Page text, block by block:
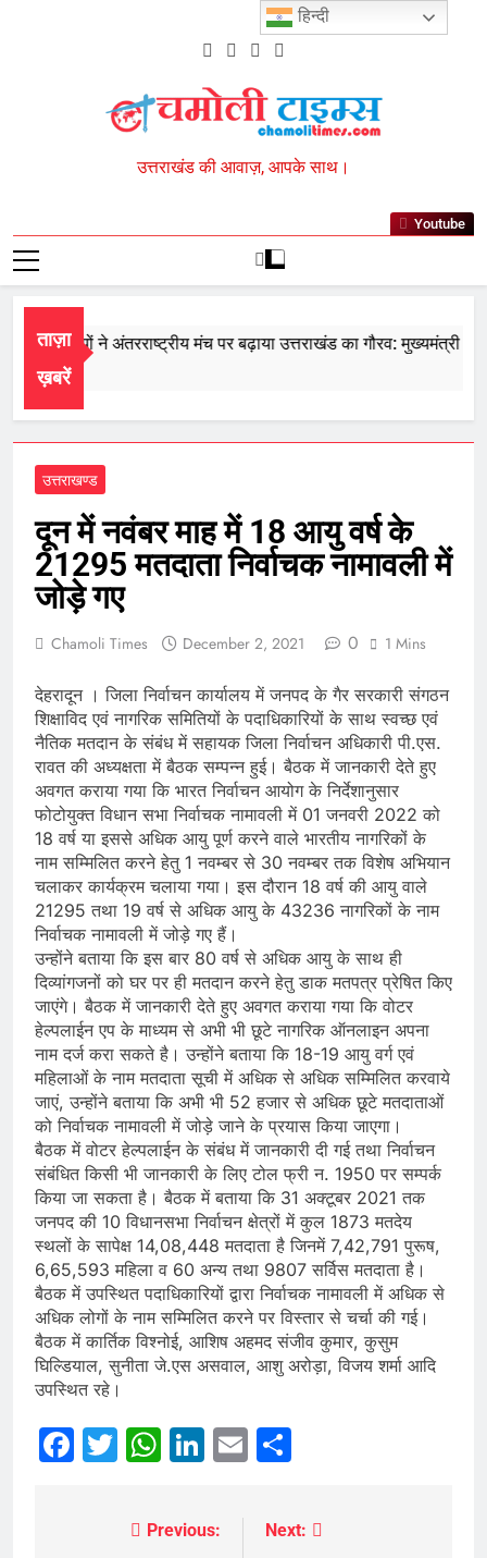
Chamoli Times
उत्तराखंड की आवाज़, आपके साथ।
Youtube
ताज़ा
ख़बरें
खिलाड़ियों ने अंतरराष्ट्रीय मंच पर बढ़ाया उत्तराखंड का गौरव: मुख्यमंत्री
7, 2026
उत्तराखण्ड
दून में नवंबर माह में 18 आयु वर्ष के
21295 मतदाता निर्वाचक नामावली में
जोड़े गए
Chamoli Times December 2, 2021 0 1 Mins
देहरादून । जिला निर्वाचन कार्यालय में जनपद के गैर सरकारी संगठन
शिक्षाविद एवं नागरिक समितियों के पदाधिकारियों के साथ स्वच्छ एवं
नैतिक मतदान के संबंध में सहायक जिला निर्वाचन अधिकारी पी.एस.
रावत की अध्यक्षता में बैठक सम्पन्न हुई। बैठक में जानकारी देते हुए
अवगत कराया गया कि भारत निर्वाचन आयोग के निर्देशानुसार
फोटोयुक्त विधान सभा निर्वाचक नामावली में 01 जनवरी 2022 को
18 वर्ष या इससे अधिक आयु पूर्ण करने वाले भारतीय नागरिकों के
नाम सम्मिलित करने हेतु 1 नवम्बर से 30 नवम्बर तक विशेष अभियान
चलाकर कार्यक्रम चलाया गया। इस दौरान 18 वर्ष की आयु वाले
21295 तथा 19 वर्ष से अधिक आयु के 43236 नागरिकों के नाम
निर्वाचक नामावली में जोड़े गए हैं।
उन्होंने बताया कि इस बार 80 वर्ष से अधिक आयु के साथ ही
दिव्यांगजनों को घर पर ही मतदान करने हेतु डाक मतपत्र प्रेषित किए
जाएंगे। बैठक में जानकारी देते हुए अवगत कराया गया कि वोटर
हेल्पलाईन एप के माध्यम से अभी भी छूटे नागरिक ऑनलाइन अपना
नाम दर्ज करा सकते है। उन्होंने बताया कि 18-19 आयु वर्ग एवं
महिलाओं के नाम मतदाता सूची में अधिक से अधिक सम्मिलित करवाये
जाएं, उन्होंने बताया कि अभी भी 52 हजार से अधिक छूटे मतदाताओं
को निर्वाचक नामावली में जोड़े जाने के प्रयास किया जाएगा।
बैठक में वोटर हेल्पलाईन के संबंध में जानकारी दी गई तथा निर्वाचन
संबंधित किसी भी जानकारी के लिए टोल फ्री न. 1950 पर सम्पर्क
किया जा सकता है। बैठक में बताया कि 31 अक्टूबर 2021 तक
जनपद की 10 विधानसभा निर्वाचन क्षेत्रों में कुल 1873 मतदेय
स्थलों के सापेक्ष 14,08,448 मतदाता है जिनमें 7,42,791 पुरूष,
6,65,593 महिला व 60 अन्य तथा 9807 सर्विस मतदाता है।
बैठक में उपस्थित पदाधिकारियों द्वारा निर्वाचक नामावली में अधिक से
अधिक लोगों के नाम सम्मिलित करने पर विस्तार से चर्चा की गई।
बैठक में कार्तिक विश्नोई, आशिष अहमद संजीव कुमार, कुसुम
घिल्डियाल, सुनीता जे.एस असवाल, आशु अरोड़ा, विजय शर्मा आदि
उपस्थित रहे।
Facebook
Twitter
WhatsApp
LinkedIn
Email
Previous:
Next:
हिन्दी